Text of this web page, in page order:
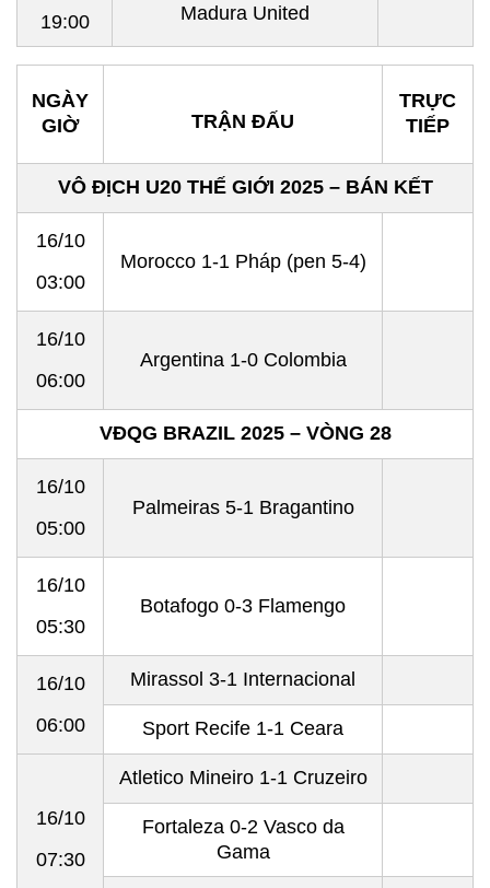
19:00
Madura United
NGÀY
GIỜ
TRẬN ĐẤU
TRỰC
TIẾP
VÔ ĐỊCH U20 THẾ GIỚI 2025 – BÁN KẾT
16/10
03:00
Morocco 1-1 Pháp (pen 5-4)
16/10
06:00
Argentina 1-0 Colombia
VĐQG BRAZIL 2025 – VÒNG 28
16/10
05:00
Palmeiras 5-1 Bragantino
16/10
05:30
Botafogo 0-3 Flamengo
16/10
06:00
Mirassol 3-1 Internacional
Sport Recife 1-1 Ceara
16/10
07:30
Atletico Mineiro 1-1 Cruzeiro
Fortaleza 0-2 Vasco da
Gama